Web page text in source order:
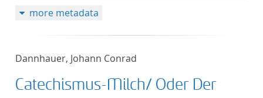
more metadata
Dannhauer, Johann Conrad
Catechismus-Milch/ Oder Der